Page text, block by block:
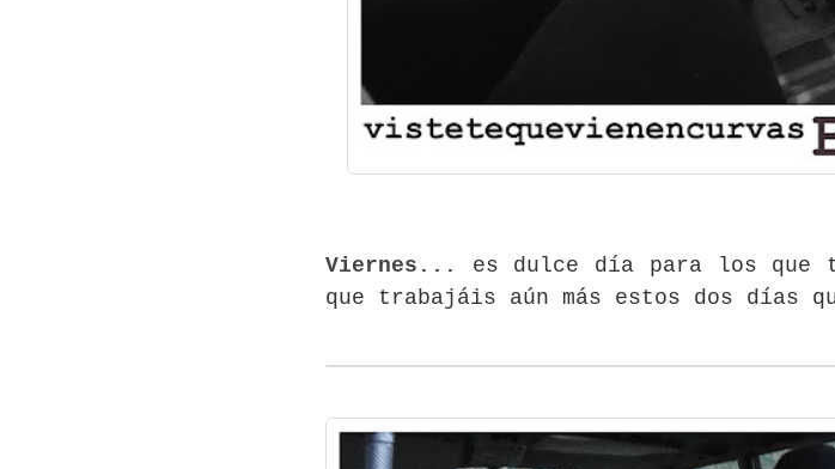
Viernes...
es dulce día para los que
que trabajáis aún más estos dos días